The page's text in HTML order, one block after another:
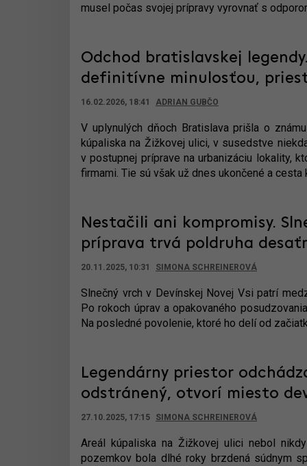
musel počas svojej prípravy vyrovnať s
Odchod bratislavskej
definitívne minulosťou,
16.02.2026, 18:41 ADRIAN GUBČO
V uplynulých dňoch Bratislava prišla o
kúpaliska na Žižkovej ulici, v susedstve
v postupnej príprave na urbanizáciu lokality,
firmami. Tie sú však už dnes ukončené a
Nestačili ani kompromisy.
príprava trvá poldruha
20.11.2025, 10:31 SIMONA SCHREINEROVÁ
Slnečný vrch v Devínskej Novej Vsi patrí
Po rokoch úprav a opakovaného
Na posledné povolenie, ktoré ho delí od
Legendárny priestor
odstránený, otvorí miesto
27.10.2025, 17:15 SIMONA SCHREINEROVÁ
Areál kúpaliska na Žižkovej ulici nebol
pozemkov bola dlhé roky brzdená súdnym